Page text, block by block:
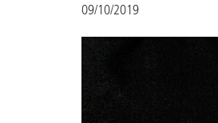
09/10/2019